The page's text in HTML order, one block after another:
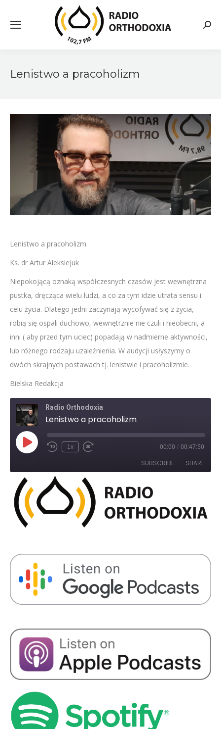
Lenistwo a pracoholizm
Lenistwo a pracoholizm
Ks. dr Artur Aleksiejuk
Niepokojącą oznaką współczesnych czasów jest wewnętrzna
pustka, dręcząca wielu ludzi, a co za tym idzie utrata sensu i
celu życia. Dlatego jedni zaczynają wycofywać się z życia,
robią się ospali duchowo, wewnętrznie nie czuli i nieobecni, a
inni ( aby przed tym uciec) popadają w nadmierne aktywności,
lub różnego rodzaju uzależnienia. W audycji usłyszymy o
dwóch skrajnych postawach tj. lenistwie i pracoholizmie.
Bielska Redakcja
Radio Orthodoxia
Lenistwo a pracoholizm
Play
EpisodeRewind
1x
Fast
seconds
00:00 / 00:47:50
SUBSCRIBE SHARE
RSS FEED
SHARE
LINK